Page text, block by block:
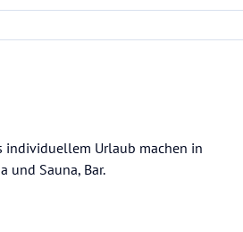
individuellem Urlaub machen in
und Sauna, Bar.